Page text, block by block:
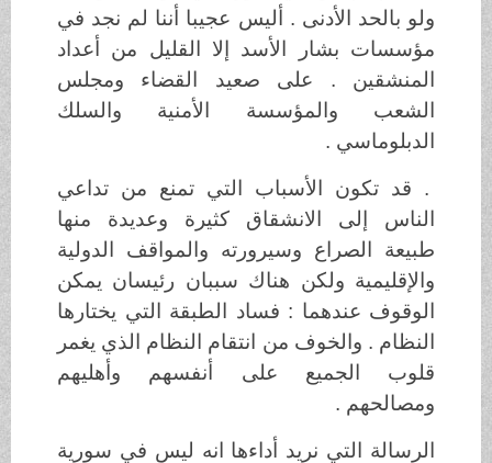
ولو بالحد الأدنى . أليس عجيبا أننا لم نجد في
مؤسسات بشار الأسد إلا القليل من أعداد
المنشقين . على صعيد القضاء ومجلس
الشعب والمؤسسة الأمنية والسلك
الدبلوماسي .
. قد تكون الأسباب التي تمنع من تداعي
الناس إلى الانشقاق كثيرة وعديدة منها
طبيعة الصراع وسيرورته والمواقف الدولية
والإقليمية ولكن هناك سببان رئيسان يمكن
الوقوف عندهما : فساد الطبقة التي يختارها
النظام . والخوف من انتقام النظام الذي يغمر
قلوب الجميع على أنفسهم وأهليهم
ومصالحهم .
الرسالة التي نريد أداءها انه ليس في سورية